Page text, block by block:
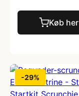
Køb her
-29%